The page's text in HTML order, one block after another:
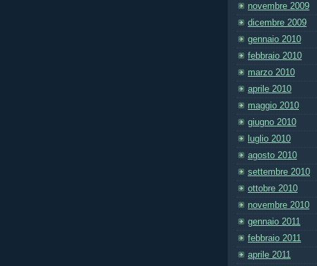
novembre 2009
dicembre 2009
gennaio 2010
febbraio 2010
marzo 2010
aprile 2010
maggio 2010
giugno 2010
luglio 2010
agosto 2010
settembre 2010
ottobre 2010
novembre 2010
gennaio 2011
febbraio 2011
aprile 2011